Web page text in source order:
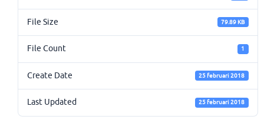
File Size 79.89 KB
File Count 1
Create Date 25 februari 2018
Last Updated 25 februari 2018